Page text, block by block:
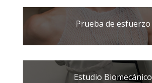
Prueba de esfuerzo
Estudio Biomecánico